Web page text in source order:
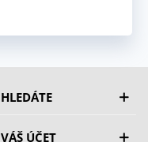
HLEDÁTE
VÁŠ ÚČET